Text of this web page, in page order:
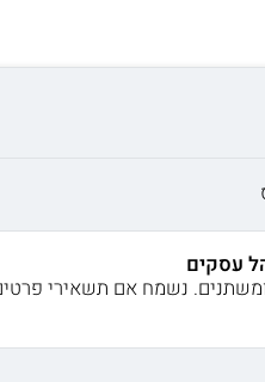
עסקים
נשמח אם תשאירי